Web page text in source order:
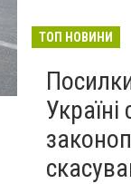
ТОП НОВИНИ